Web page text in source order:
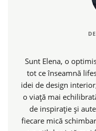
Sunt Elena, o
tot ce înseamnă
idei de design
o viață mai
de inspirație și
fiecare mică